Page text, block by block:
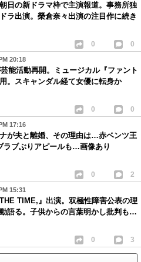
日の新ドラマ枠で主演報道。事務所独
ラ出演。榮倉奈々出演の注目作に続き
0 0
20:18
能活動再開。ミュージカル『ファント
。スキャンダル経て女優に転身か
0 0
17:16
が夫と離婚、その理由は…赤ベンツ王
ラブぶりアピールも…画像あり
0 2
15:31
TIME,』出演。双極性障害公表の理
語る。子供からの言葉明かし批判も…
0 3